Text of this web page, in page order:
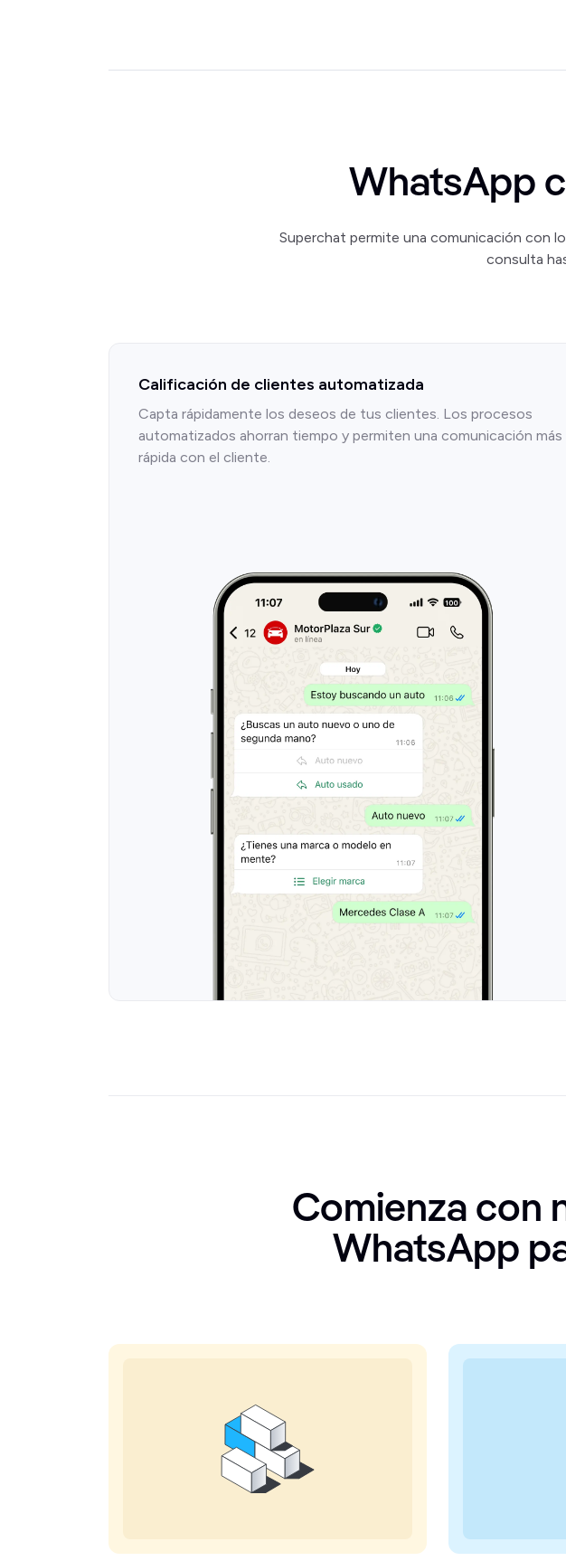
WhatsApp
Superchat permite una comunicación con
consulta
Calificación de clientes automatizada
Capta rápidamente los deseos de tus clientes. Los procesos
automatizados ahorran tiempo y permiten una comunicación más
rápida con el cliente.
Comienza con
WhatsApp